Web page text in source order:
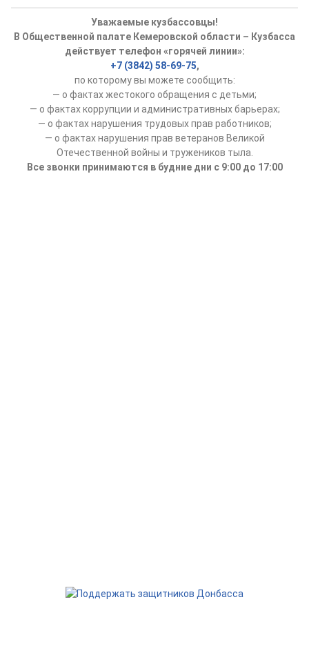
Уважаемые кузбассовцы!
В Общественной палате Кемеровской области – Кузбасса
действует телефон «горячей линии»:
+7 (3842) 58-69-75,
по которому вы можете сообщить:
— о фактах жестокого обращения с детьми;
— о фактах коррупции и административных барьерах;
— о фактах нарушения трудовых прав работников;
— о фактах нарушения прав ветеранов Великой
Отечественной войны и тружеников тыла.
Все звонки принимаются в будние дни с 9:00 до 17:00